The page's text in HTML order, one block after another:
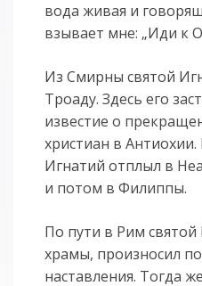
вода живая и
взывает мне: „Иди к
Из Смирны святой
Троаду. Здесь его
известие о
христиан в
Игнатий отплыл в
и потом в Филиппы.
По пути в Рим
храмы, произносил
наставления. Тогда